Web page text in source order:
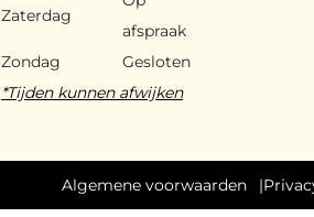
Zaterdag
afspraak
Zondag
Gesloten
*Tijden kunnen afwijken
Algemene voorwaarden